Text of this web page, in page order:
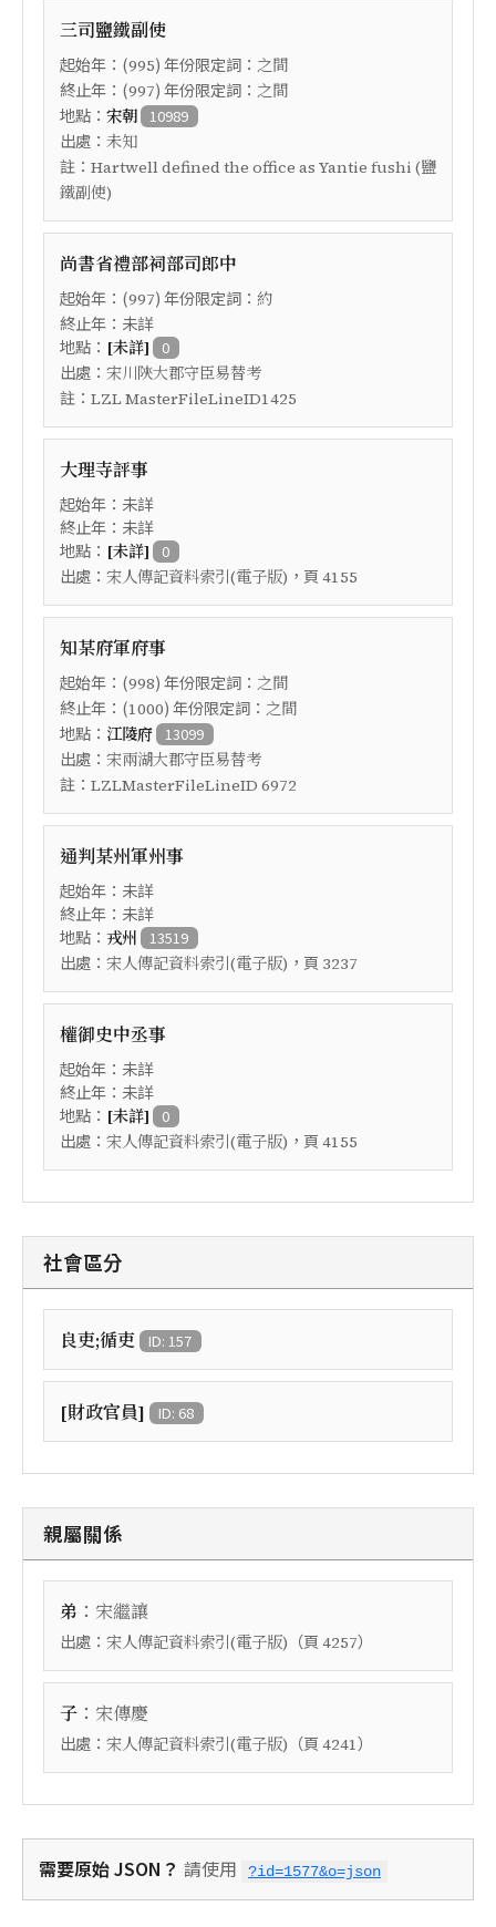
三司鹽鐵副使
起始年：(995) 年份限定詞： 之間
終止年：(997) 年份限定詞： 之間
地點： 宋朝 10989
出處： 未知
註： Hartwell defined the office as Yantie fushi (鹽
鐵副使)
尚書省禮部祠部司郎中
起始年：(997) 年份限定詞： 約
終止年：未詳
地點： [未詳] 0
出處： 宋川陝大郡守臣易替考
註： LZL MasterFileLineID1425
大理寺評事
起始年：未詳
終止年：未詳
地點： [未詳] 0
出處： 宋人傳記資料索引(電子版) ，頁 4155
知某府軍府事
起始年：(998) 年份限定詞： 之間
終止年：(1000) 年份限定詞： 之間
地點： 江陵府 13099
出處： 宋兩湖大郡守臣易替考
註： LZLMasterFileLineID 6972
通判某州軍州事
起始年：未詳
終止年：未詳
地點： 戎州 13519
出處： 宋人傳記資料索引(電子版) ，頁 3237
權御史中丞事
起始年：未詳
終止年：未詳
地點： [未詳] 0
出處： 宋人傳記資料索引(電子版) ，頁 4155
社會區分
良吏;循吏 ID: 157
[財政官員] ID: 68
親屬關係
弟 ： 宋繼讓
出處： 宋人傳記資料索引(電子版) （頁 4257）
子 ： 宋傳慶
出處： 宋人傳記資料索引(電子版) （頁 4241）
需要原始 JSON？ 請使用 ?id=1577&o=json